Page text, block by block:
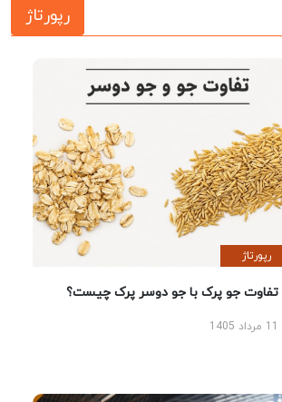
رپورتاژ
رپورتاژ
تفاوت جو پرک با جو دوسر پرک چیست؟